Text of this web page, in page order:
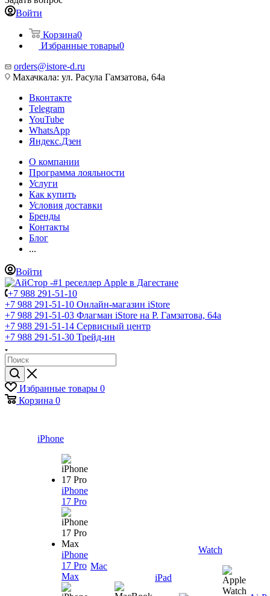
Войти
Корзина0
Избранные товары0
orders@istore-d.ru
Махачкала: ул. Расула Гамзатова, 64а
Вконтакте
Telegram
YouTube
WhatsApp
Яндекс.Дзен
О компании
Программа лояльности
Услуги
Как купить
Условия доставки
Бренды
Контакты
Блог
...
Войти
+7 988 291-51-10
+7 988 291-51-10 Онлайн-магазин iStore
+7 988 291-51-03 Флагман iStore на Р. Гамзатова, 64а
+7 988 291-51-14 Сервисный центр
+7 988 291-51-30 Трейд-ин
Избранные товары 0
Корзина 0
iPhone
iPhone
17 Pro
iPhone
17 Pro
Max
Mac
iPad
Watch